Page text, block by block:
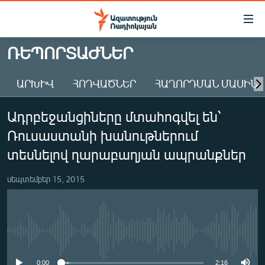
Մատչելիության
Անցնել
հիմնական
Անցնել
հիմնական
մենյուին
Որոնում
ԱԶԱՏՈՒԹՅՈՒՆ TV
ՀԱՅԱՍՏԱՆ
ԸՆՏՐՈՒԹՅՈՒՆՆԵՐ 2026
ԻՐԱՎՈՒՆՔ
ՏՆՏԵՍՈՒԹՅՈՒՆ
ՌԵՊՈՐՏԱԺՆԵՐ
ԱՐԽԻՎ ՀՈԴՎԱԾՆԵՐ ՀԱՂՈՐԴՄԱՆ ՄԱՍԻՆ
Ադրբեջանցիները մտահոգվել են՝
Ռուսաստանի խանութներում
տեսնելով ղարաբաղյան ապրանքներ
սեպտեմբեր 15, 2015
0:00 2:16